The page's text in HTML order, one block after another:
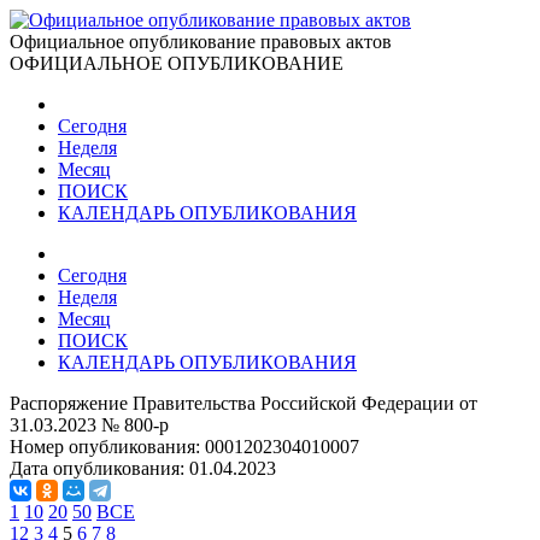
Официальное опубликование правовых актов
ОФИЦИАЛЬНОЕ ОПУБЛИКОВАНИЕ
Сегодня
Неделя
Месяц
ПОИСК
КАЛЕНДАРЬ ОПУБЛИКОВАНИЯ
Сегодня
Неделя
Месяц
ПОИСК
КАЛЕНДАРЬ ОПУБЛИКОВАНИЯ
Распоряжение Правительства Российской Федерации от
31.03.2023 № 800-р
Номер опубликования: 0001202304010007
Дата опубликования: 01.04.2023
1 10 20 50 ВСЕ
1 2 3 4 5 6 7 8